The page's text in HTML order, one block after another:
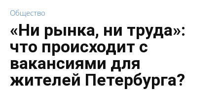
Общество
«Ни рынка, ни труда»:
что происходит с
вакансиями для
жителей Петербурга?